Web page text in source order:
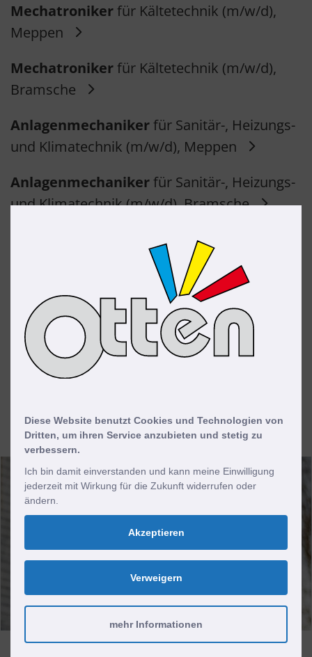
Mechatronikerfür Kältetechnik (m/w/d),
Meppen
Mechatronikerfür Kältetechnik (m/w/d),
Bramsche
Anlagenmechanikerfür Sanitär-, Heizungs-
und Klimatechnik (m/w/d), Meppen
Anlagenmechanikerfür Sanitär-, Heizungs-
und Klimatechnik (m/w/d), Bramsche
für Kälte- und
Klimatechnik (m/w/d), Meppen
Wartungsmonteurfür Kälte- und
Klimatechnik (m/w/d), Bramsche
Quereinsteigerals Monteur für
Klimaanlagen (m/w/d), Meppen
Diese Website benutzt Cookies und Technologien von
Dritten, um ihren Service anzubieten und stetig zu
verbessern.
Ich bin damit einverstanden und kann meine Einwilligung
jederzeit mit Wirkung für die Zukunft widerrufen oder
ändern.
Akzeptieren
Verweigern
mehr Informationen